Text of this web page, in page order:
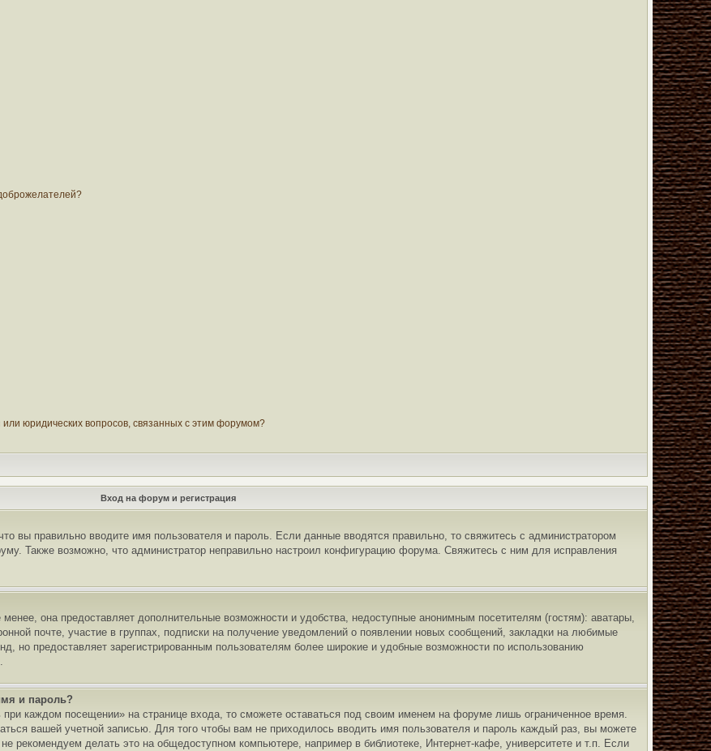
юридических вопросов, связанных с этим форумом?
Вход на форум и регистрация
вы правильно вводите имя пользователя и пароль. Если данные вводятся правильно, то свяжитесь с администратором
Также возможно, что администратор неправильно настроил конфигурацию форума. Свяжитесь с ним для исправления
она предоставляет дополнительные возможности и удобства, недоступные анонимным посетителям (гостям): аватары,
почте, участие в группах, подписки на получение уведомлений о появлении новых сообщений, закладки на любимые
но предоставляет зарегистрированным пользователям более широкие и удобные возможности по использованию
и пароль?
каждом посещении» на странице входа, то сможете оставаться под своим именем на форуме лишь ограниченное время.
вашей учетной записью. Для того чтобы вам не приходилось вводить имя пользователя и пароль каждый раз, вы можете
рекомендуем делать это на общедоступном компьютере, например в библиотеке, Интернет-кафе, университете и т.п. Если